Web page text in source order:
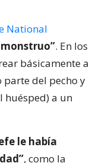
National
. En los
básicamente a
parte del pecho y
huésped) a un
le había
, como la